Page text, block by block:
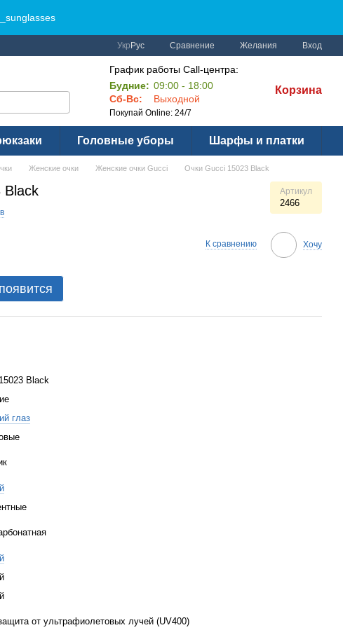
Укр Рус Сравнение Желания Вход
График работы Call-центра:
Будние: 09:00 - 18:00
Сб-Вс:
Выходной
Покупай Online: 24/7
Корзина
Головные уборы Шарфы и платки
Женские очки Женские очки Gucci Очки Gucci 15023 Black
Black Артикул
2466
К сравнению Хочу
Black
глаз
от ультрафиолетовых лучей (UV400)